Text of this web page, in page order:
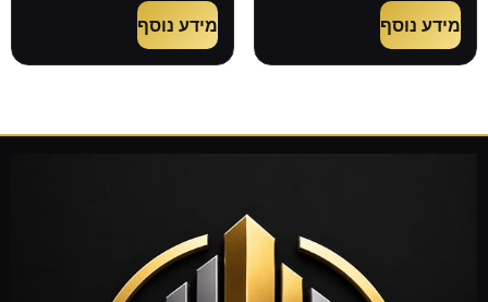
מידע נוסף מידע נוסף